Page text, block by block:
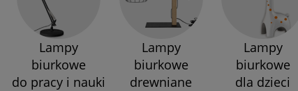
Lampy
biurkowe
do pracy i nauki
Lampy
biurkowe
drewniane
Lampy
biurkowe
dla dzieci